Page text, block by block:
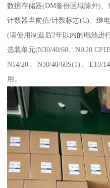
数据存储器(DM备份区域除外)、
计数器当前值/计数标志(C)、继
(请使用制造后2年以内的电池进
选装单元(N30/40/60、NA20
N14/20、N30/40/60S(1)、E10/
用。